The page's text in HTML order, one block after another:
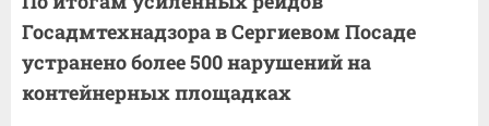
Госадмтехнадзора в Сергиевом Посаде
устранено более 500 нарушений на
контейнерных площадках